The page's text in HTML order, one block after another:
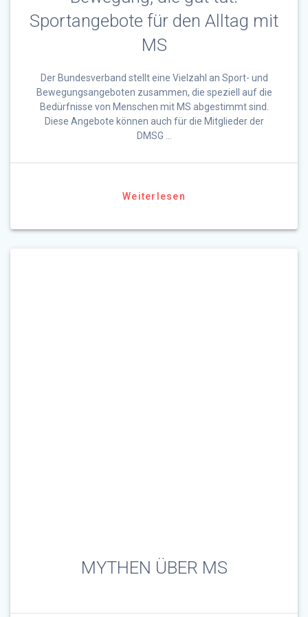
Sportangebote für den Alltag mit
MS
Der Bundesverband stellt eine Vielzahl an Sport- und
Bewegungsangeboten zusammen, die speziell auf die
Bedürfnisse von Menschen mit MS abgestimmt sind.
Diese Angebote können auch für die Mitglieder der
DMSG …
Weiterlesen
MYTHEN ÜBER MS